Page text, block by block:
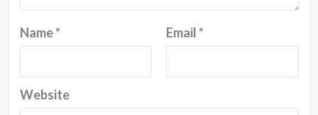
Name* Email*
Website